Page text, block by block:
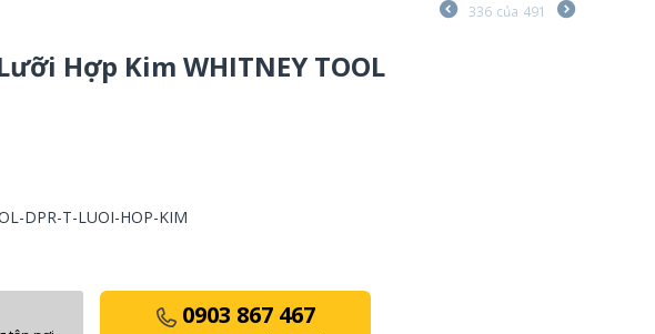
336 của 491
Hợp Kim WHITNEY TOOL
DPR-T-LUOI-HOP-KIM
0903 867 467